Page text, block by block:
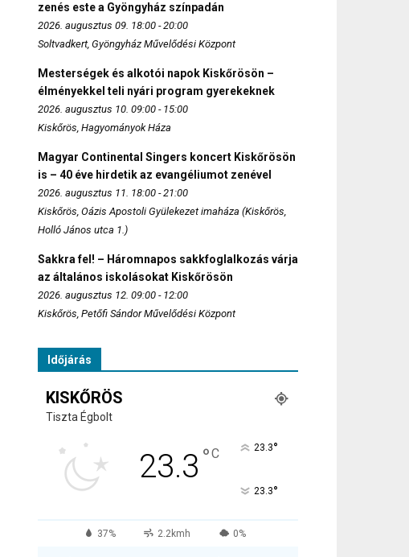
zenés este a Gyöngyház színpadán
2026. augusztus 09. 18:00 - 20:00
Soltvadkert, Gyöngyház Művelődési Központ
Mesterségek és alkotói napok Kiskőrösön –
élményekkel teli nyári program gyerekeknek
2026. augusztus 10. 09:00 - 15:00
Kiskőrös, Hagyományok Háza
Magyar Continental Singers koncert Kiskőrösön
is – 40 éve hirdetik az evangéliumot zenével
2026. augusztus 11. 18:00 - 21:00
Kiskőrös, Oázis Apostoli Gyülekezet imaháza (Kiskőrös,
Holló János utca 1.)
Sakkra fel! – Háromnapos sakkfoglalkozás várja
az általános iskolásokat Kiskőrösön
2026. augusztus 12. 09:00 - 12:00
Kiskőrös, Petőfi Sándor Művelődési Központ
Időjárás
KISKŐRÖS
Tiszta Égbolt
23.3 °C 23.3°
23.3°
37% 2.2kmh 0%